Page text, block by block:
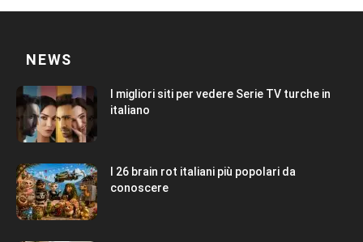
NEWS
I migliori siti per vedere Serie TV turche in
italiano
I 26 brain rot italiani più popolari da
conoscere